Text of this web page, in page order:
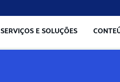
SERVIÇOS E SOLUÇÕES